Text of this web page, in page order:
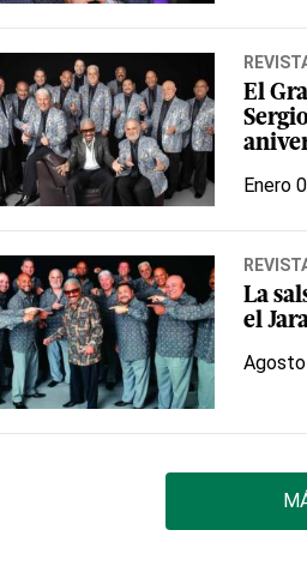
El
Enero
La
el